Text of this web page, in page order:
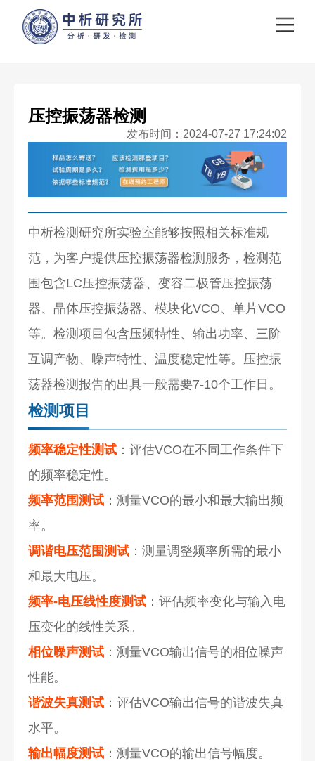
压控振荡器检测
发布时间：2024-07-27 17:24:02
中析检测研究所实验室能够按照相关标准规
范，为客户提供压控振荡器检测服务，检测范
围包含LC压控振荡器、变容二极管压控振荡
器、晶体压控振荡器、模块化VCO、单片VCO
等。检测项目包含压频特性、输出功率、三阶
互调产物、噪声特性、温度稳定性等。压控振
荡器检测报告的出具一般需要7-10个工作日。
检测项目
频率稳定性测试 ：评估VCO在不同工作条件下
的频率稳定性。
频率范围测试 ：测量VCO的最小和最大输出频
率。
调谐电压范围测试 ：测量调整频率所需的最小
和最大电压。
频率-电压线性度测试 ：评估频率变化与输入电
压变化的线性关系。
相位噪声测试 ：测量VCO输出信号的相位噪声
性能。
谐波失真测试 ：评估VCO输出信号的谐波失真
水平。
输出幅度测试 ：测量VCO的输出信号幅度。